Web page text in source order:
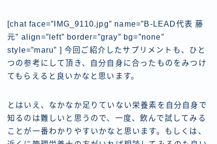
[chat face=”IMG_9110.jpg” name=”B-LEAD代表 藤
元” align=”left” border=”gray” bg=”none”
style=”maru” ] 今回ご紹介したサプリメントも、ひと
つの参考にして頂き、自分自身に合ったものをみつけ
てもらえると良いかなと思います。
とはいえ、なかなか足りていない栄養素を自分自身で
知るのは難しいと思うので、一度、飲んで試してみる
ことが一番わかりやすいかなと思います。もしくは、